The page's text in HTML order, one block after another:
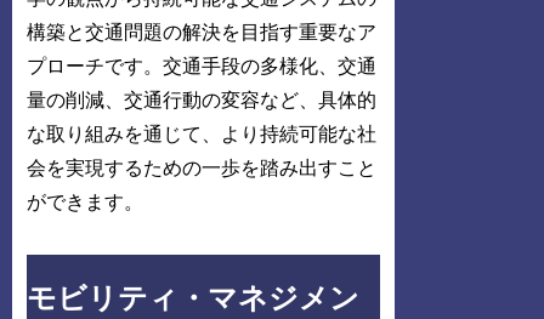
構築と交通問題の解決を目指す重要なア
プローチです。交通手段の多様化、交通
量の削減、交通行動の変容など、具体的
な取り組みを通じて、より持続可能な社
会を実現するための一歩を踏み出すこと
ができます。
モビリティ・マネジメン